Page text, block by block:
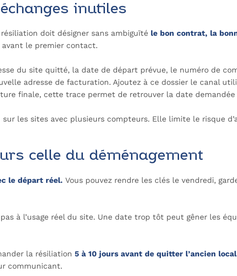
inutiles
doit désigner sans ambiguïté le bon contrat, la
le premier contact.
du site quitté, la date de départ prévue, le numéro de
adresse de facturation. Ajoutez à ce dossier le canal
finale, cette trace permet de retrouver la date
les sites avec plusieurs compteurs. Elle limite le risque
celle du déménagement
le départ réel. Vous pouvez rendre les clés le vendredi,
à l’usage réel du site. Une date trop tôt peut gêner les
la résiliation 5 à 10 jours avant de quitter l’ancien
communicant.